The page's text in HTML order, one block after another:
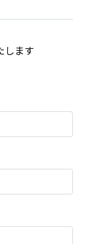
します